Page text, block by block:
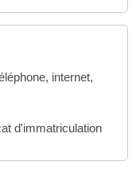
internet,
d'immatriculation